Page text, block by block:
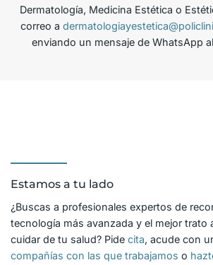
Dermatología, Medicina Estética o
correo a
enviando un mensaje de WhatsApp al
Estamos a tu lado
¿Buscas a profesionales expertos de
tecnología más avanzada y el mejor trato
cuidar de tu salud? Pide cita, acude con
compañías con las que trabajamos o